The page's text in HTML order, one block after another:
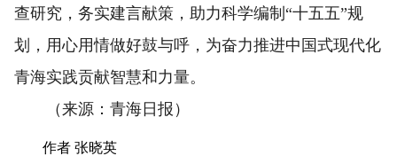
查研究，务实建言献策，助力科学编制“十五五”规
划，用心用情做好鼓与呼，为奋力推进中国式现代化
青海实践贡献智慧和力量。
（来源：青海日报）
作者 张晓英